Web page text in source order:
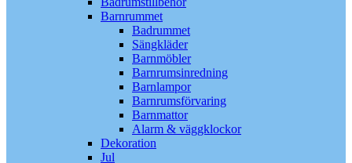
Barnrummet
Badrummet
Sängkläder
Barnmöbler
Barnrumsinredning
Barnlampor
Barnrumsförvaring
Barnmattor
Alarm & väggklockor
Dekoration
Jul